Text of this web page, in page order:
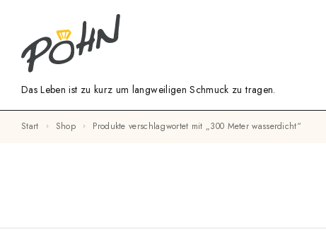
Das Leben ist zu kurz um langweiligen Schmuck zu tragen.
Start Shop Produkte verschlagwortet mit „300 Meter wasserdicht“